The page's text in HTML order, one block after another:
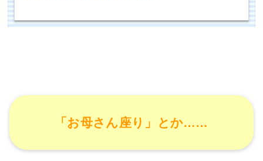
「お母さん座り」とか……